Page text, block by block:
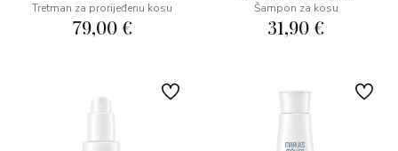
Tretman za prorijeđenu kosu
79,00 €
Šampon za kosu
31,90 €